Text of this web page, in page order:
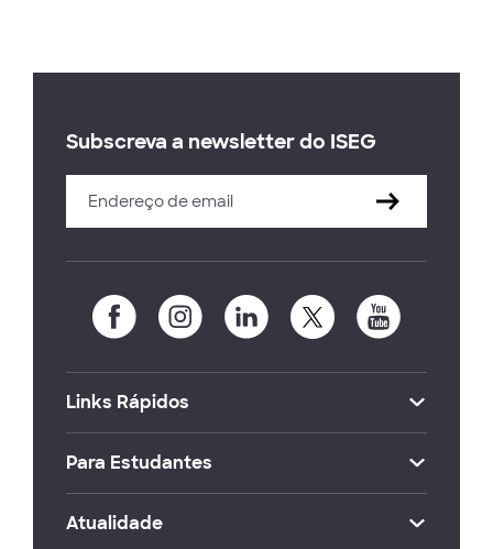
Subscreva a newsletter do ISEG
Links Rápidos
Para Estudantes
Atualidade